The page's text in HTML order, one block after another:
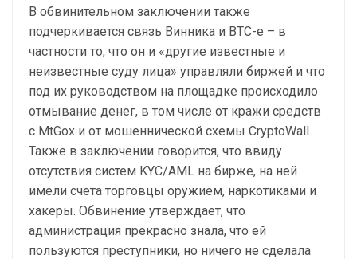
В обвинительном заключении также
подчеркивается связь Винника и BTC-e – в
частности то, что он и «другие известные и
неизвестные суду лица» управляли биржей и что
под их руководством на площадке происходило
отмывание денег, в том числе от кражи средств
с MtGox и от мошеннической схемы CryptoWall.
Также в заключении говорится, что ввиду
отсутствия систем KYC/AML на бирже, на ней
имели счета торговцы оружием, наркотиками и
хакеры. Обвинение утверждает, что
администрация прекрасно знала, что ей
пользуются преступники, но ничего не сделала